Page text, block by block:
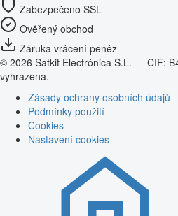
Zabezpečeno SSL
Ověřený obchod
Záruka vrácení peněz
© 2026 Satkit Electrónica S.L. — CIF:
vyhrazena.
Zásady ochrany osobních údajů
Podmínky použití
Cookies
Nastavení cookies